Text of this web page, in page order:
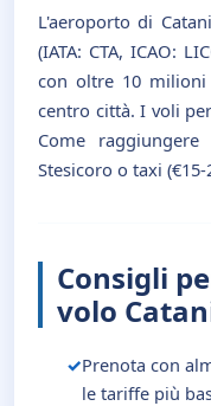
L'aeroporto di
(IATA: CTA, ICAO:
con oltre 10
centro città. I voli
Come
Stesicoro o taxi
Consigli
volo
Prenota con
le tariffe più